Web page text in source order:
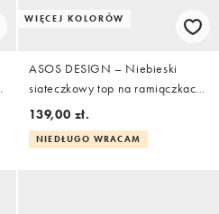
WIĘCEJ KOLORÓW
ASOS DESIGN – Niebieski
siateczkowy top na ramiączkach
z dekoltem w kształcie litery U
139,00 zł.
NIEDŁUGO WRACAM